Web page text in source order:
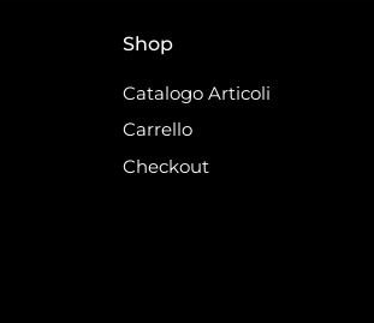
Shop
Catalogo Articoli
Carrello
Checkout